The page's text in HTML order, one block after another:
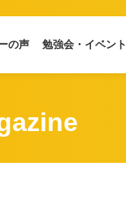
の声 勉強会・イベント